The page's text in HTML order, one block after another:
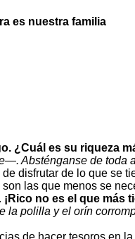
es nuestra familia
¿Cuál es su riqueza
Absténganse de toda
disfrutar de lo que se
las que menos se
¡Rico no es el que más
la polilla y el orín
de hacer tesoros en